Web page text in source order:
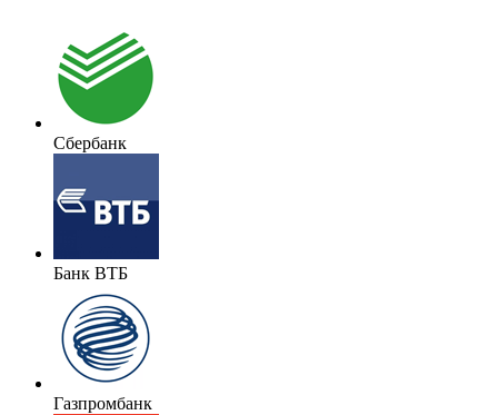
Сбербанк
Банк ВТБ
Газпромбанк